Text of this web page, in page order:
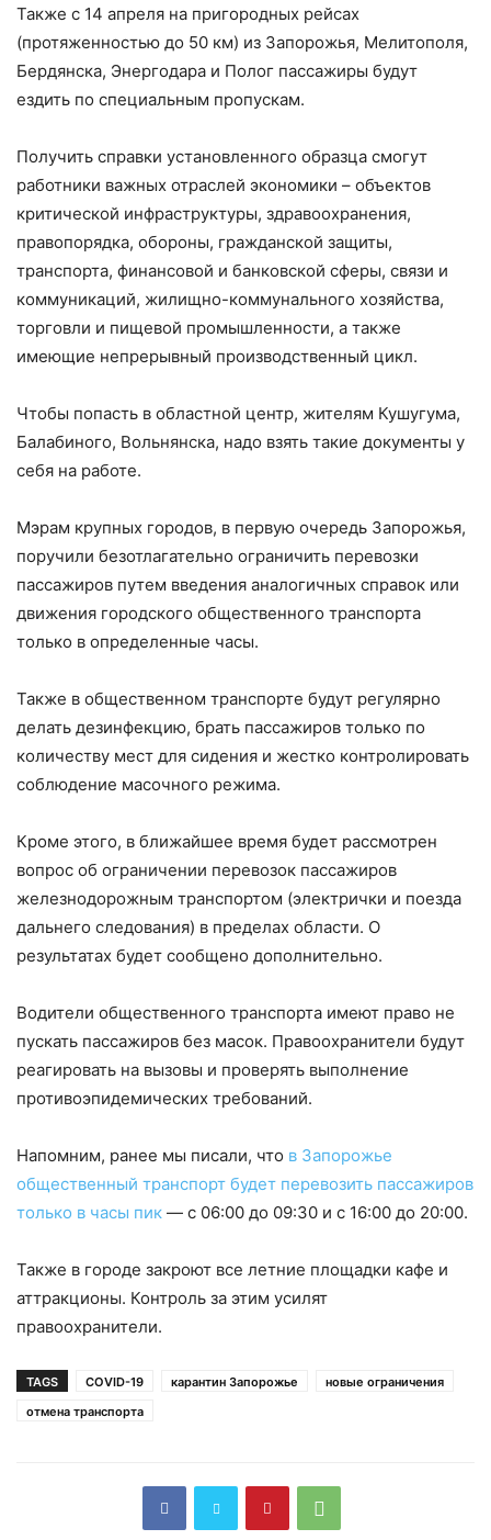
Также с 14 апреля на пригородных рейсах
(протяженностью до 50 км) из Запорожья, Мелитополя,
Бердянска, Энергодара и Полог пассажиры будут
ездить по специальным пропускам.
Получить справки установленного образца смогут
работники важных отраслей экономики – объектов
критической инфраструктуры, здравоохранения,
правопорядка, обороны, гражданской защиты,
транспорта, финансовой и банковской сферы, связи и
коммуникаций, жилищно-коммунального хозяйства,
торговли и пищевой промышленности, а также
имеющие непрерывный производственный цикл.
Чтобы попасть в областной центр, жителям Кушугума,
Балабиного, Вольнянска, надо взять такие документы у
себя на работе.
Мэрам крупных городов, в первую очередь Запорожья,
поручили безотлагательно ограничить перевозки
пассажиров путем введения аналогичных справок или
движения городского общественного транспорта
только в определенные часы.
Также в общественном транспорте будут регулярно
делать дезинфекцию, брать пассажиров только по
количеству мест для сидения и жестко контролировать
соблюдение масочного режима.
Кроме этого, в ближайшее время будет рассмотрен
вопрос об ограничении перевозок пассажиров
железнодорожным транспортом (электрички и поезда
дальнего следования) в пределах области. О
результатах будет сообщено дополнительно.
Водители общественного транспорта имеют право не
пускать пассажиров без масок. Правоохранители будут
реагировать на вызовы и проверять выполнение
противоэпидемических требований.
Напомним, ранее мы писали, что в Запорожье
общественный транспорт будет перевозить пассажиров
только в часы пик — с 06:00 до 09:30 и с 16:00 до 20:00.
Также в городе закроют все летние площадки кафе и
аттракционы. Контроль за этим усилят
правоохранители.
TAGS COVID-19 карантин Запорожье
новые ограничения
отмена транспорта